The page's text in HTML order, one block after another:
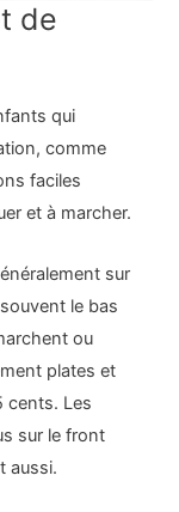
de
qui
comme
faciles
et à marcher.
sur
le bas
ou
plates et
cents. Les
sur le front
aussi.